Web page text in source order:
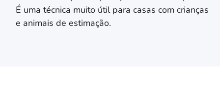
É uma técnica muito útil para casas com crianças
e animais de estimação.